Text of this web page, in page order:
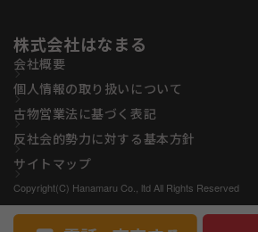
株式会社はなまる
会社概要
個人情報の取り扱いについて
古物営業法に基づく表記
反社会的勢力に対する基本方針
サイトマップ
Copyright(C) Hanamaru Co., ltd All Rights Reserved